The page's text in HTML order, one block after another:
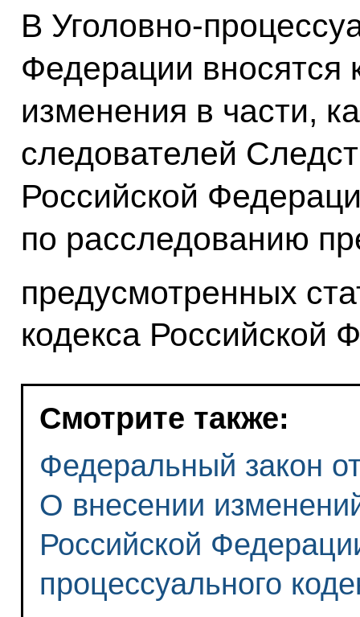
В Уголовно-
Федерации
изменения в части,
следователей
Российской
по расследованию
предусмотренных
кодекса Российской
Смотрите также:
Федеральный закон
О внесении
Российской
процессуального